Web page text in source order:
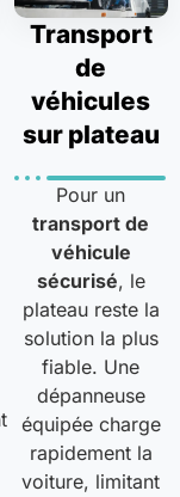
Transport
de
véhicules
sur plateau
Pour un
transport de
véhicule
sécurisé, le
plateau reste la
solution la plus
fiable. Une
dépanneuse
équipée charge
rapidement la
voiture, limitant